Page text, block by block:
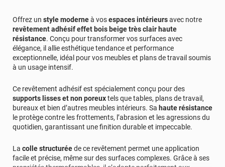
Offrez un style moderneà vosespaces intérieursavec notre
revêtement adhésif effet bois beige très clair haute
résistance. Conçu pour transformer vos surfaces avec
élégance, il allie esthétique tendance et performance
exceptionnelle, idéal pour vos meubles et plans de travail soumis
à un usage intensif.
Ce revêtement adhésif est spécialement conçu pour des
supports lisses et non poreuxtels que tables, plans de travail,
bureaux et bien d’autres meubles intérieurs. Sa haute résistance
le protège contre les frottements, l’abrasion et les agressions du
quotidien, garantissant une finition durable et impeccable.
La colle structuréede ce revêtement permet une application
facile et précise, même sur des surfaces complexes. Grâce à ses